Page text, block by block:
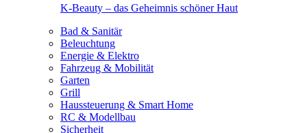
K-Beauty – das Geheimnis schöner Haut
Bad & Sanitär
Beleuchtung
Energie & Elektro
Fahrzeug & Mobilität
Garten
Grill
Haussteuerung & Smart Home
RC & Modellbau
Sicherheit